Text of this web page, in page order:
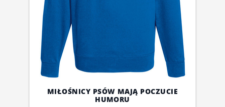
MIŁOŚNICY PSÓW MAJĄ POCZUCIE
HUMORU